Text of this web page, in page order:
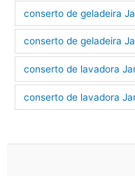
conserto de geladeira
conserto de geladeira
conserto de lavadora
conserto de lavadora